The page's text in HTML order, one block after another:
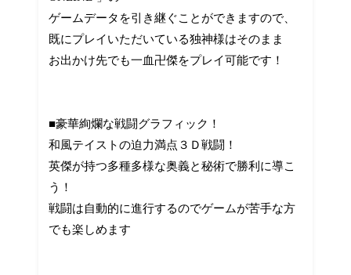
ゲームデータを引き継ぐことができますので、
既にプレイいただいている独神様はそのまま
お出かけ先でも一血卍傑をプレイ可能です！
■豪華絢爛な戦闘グラフィック！
和風テイストの迫力満点３Ｄ戦闘！
英傑が持つ多種多様な奥義と秘術で勝利に導こ
う！
戦闘は自動的に進行するのでゲームが苦手な方
でも楽しめます